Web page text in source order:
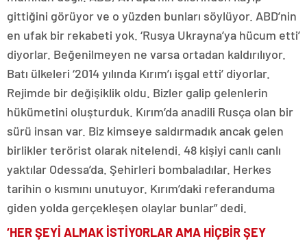
gittiğini görüyor ve o yüzden bunları söylüyor. ABD’nin
en ufak bir rekabeti yok. ‘Rusya Ukrayna’ya hücum etti’
diyorlar. Beğenilmeyen ne varsa ortadan kaldırılıyor.
Batı ülkeleri ‘2014 yılında Kırım’ı işgal etti’ diyorlar.
Rejimde bir değişiklik oldu. Bizler galip gelenlerin
hükümetini oluşturduk. Kırım’da anadili Rusça olan bir
sürü insan var. Biz kimseye saldırmadık ancak gelen
birlikler terörist olarak nitelendi. 48 kişiyi canlı canlı
yaktılar Odessa’da. Şehirleri bombaladılar. Herkes
tarihin o kısmını unutuyor. Kırım’daki referanduma
giden yolda gerçekleşen olaylar bunlar” dedi.
‘HER ŞEYİ ALMAK İSTİYORLAR AMA HİÇBİR ŞEY